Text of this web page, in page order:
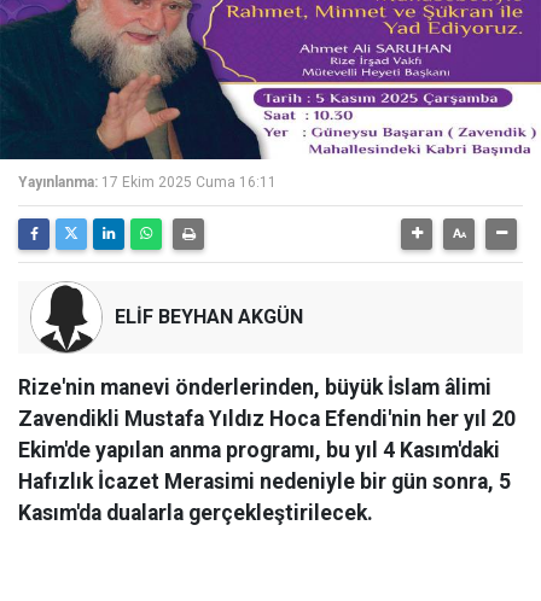
Yayınlanma: 17 Ekim 2025 Cuma 16:11
ELİF BEYHAN AKGÜN
Rize'nin manevi önderlerinden, büyük İslam âlimi
Zavendikli Mustafa Yıldız Hoca Efendi'nin her yıl 20
Ekim'de yapılan anma programı, bu yıl 4 Kasım'daki
Hafızlık İcazet Merasimi nedeniyle bir gün sonra, 5
Kasım'da dualarla gerçekleştirilecek.